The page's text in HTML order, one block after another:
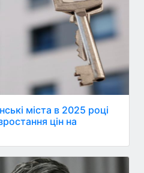
міста в 2025 році
цін на